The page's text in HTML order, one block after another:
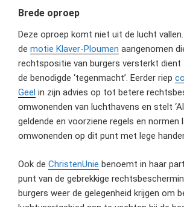
Brede oproep
Deze oproep komt niet uit de lucht
de motie Klaver-Ploumen aangenomen
rechtspositie van burgers versterkt
de benodigde ‘tegenmacht’. Eerder riep
Geel in zijn advies op tot betere
omwonenden van luchthavens en stelt
geldende en voorziene regels en normen
omwonenden op dit punt met lege
Ook de ChristenUnie benoemt in haar
punt van de gebrekkige
burgers weer de gelegenheid krijgen om